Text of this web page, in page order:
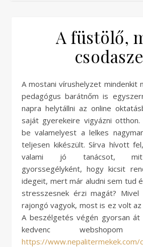
A füstölő,
A mostani vírushelyzet mindenkit nagyon megviselt,
pedagógus barátnőm is
napra helytállni az online
saját gyerekeire vigyázni
be valamelyest a lelkes
teljesen kikészült. Sírva hívott
valami jó tanácsot, mit
gyorssegélyként, hogy kicsit
idegeit, mert már aludni sem tud
stresszesnek érzi magát?
rajongó vagyok, most is ez volt
A beszélgetés végén gyorsan át
kedvenc webshopom
https://www.nepalitermekek.com/